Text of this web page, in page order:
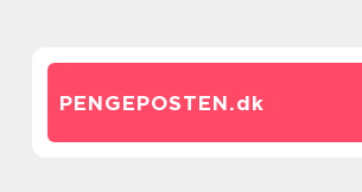
PENGEPOSTEN.dk